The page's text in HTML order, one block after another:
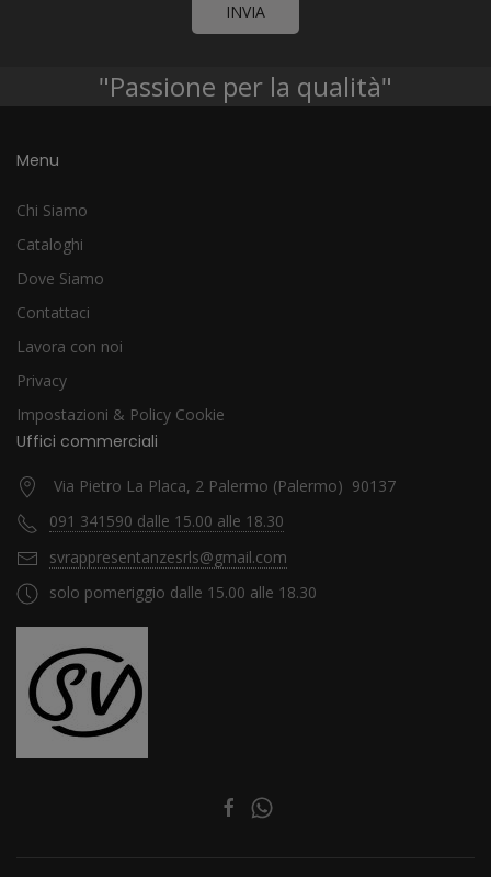
INVIA
"Passione per la qualità"
Menu
Chi Siamo
Cataloghi
Dove Siamo
Contattaci
Lavora con noi
Privacy
Impostazioni & Policy Cookie
Uffici commerciali
Via Pietro La Placa, 2 Palermo (Palermo) 90137
091 341590 dalle 15.00 alle 18.30
svrappresentanzesrls@gmail.com
solo pomeriggio dalle 15.00 alle 18.30